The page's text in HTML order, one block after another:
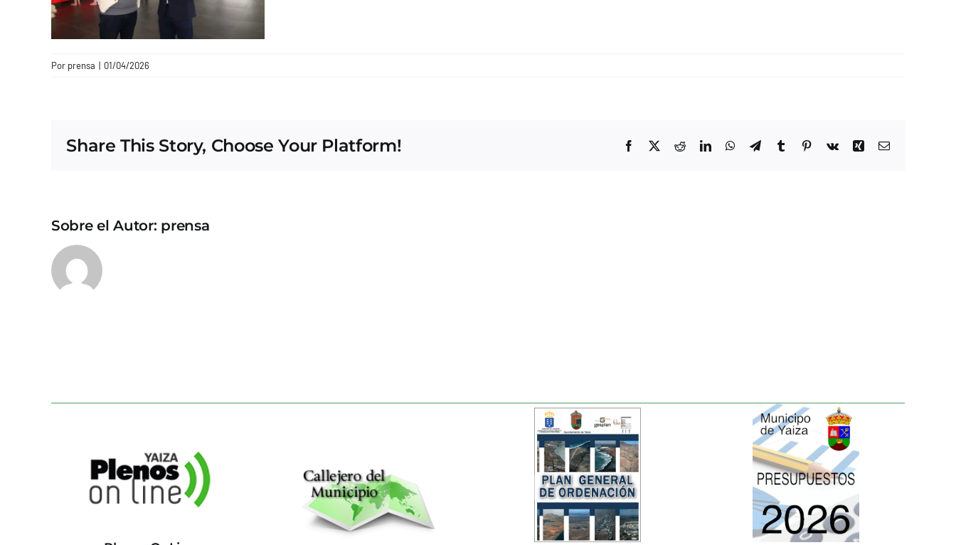
Por prensa | 01/04/2026
Share This Story, Choose Your Platform! Facebook
X RedditLinkedInWhatsApp
TelegramTumblrPinterest
Vk Xing Correo
Sobre el Autor: prensa